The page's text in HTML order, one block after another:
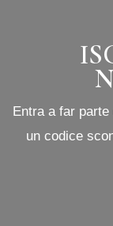
Entra a far
un codice